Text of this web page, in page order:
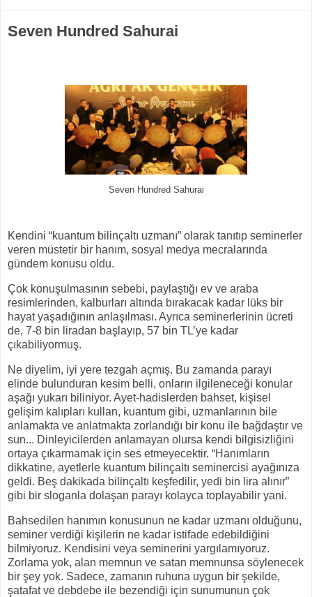
Seven Hundred Sahurai
Seven Hundred Sahurai
Kendini “kuantum bilinçaltı uzmanı” olarak tanıtıp seminerler
veren müstetir bir hanım, sosyal medya mecralarında
gündem konusu oldu.
Çok konuşulmasının sebebi, paylaştığı ev ve araba
resimlerinden, kalburları altında bırakacak kadar lüks bir
hayat yaşadığının anlaşılması. Ayrıca seminerlerinin ücreti
de, 7-8 bin liradan başlayıp, 57 bin TL’ye kadar
çıkabiliyormuş.
Ne diyelim, iyi yere tezgah açmış. Bu zamanda parayı
elinde bulunduran kesim belli, onların ilgileneceği konular
aşağı yukarı biliniyor. Ayet-hadislerden bahset, kişisel
gelişim kalıpları kullan, kuantum gibi, uzmanlarının bile
anlamakta ve anlatmakta zorlandığı bir konu ile bağdaştır ve
sun... Dinleyicilerden anlamayan olursa kendi bilgisizliğini
ortaya çıkarmamak için ses etmeyecektir. “Hanımların
dikkatine, ayetlerle kuantum bilinçaltı seminercisi ayağınıza
geldi. Beş dakikada bilinçaltı keşfedilir, yedi bin lira alınır”
gibi bir sloganla dolaşan parayı kolayca toplayabilir yani.
Bahsedilen hanımın konusunun ne kadar uzmanı olduğunu,
seminer verdiği kişilerin ne kadar istifade edebildiğini
bilmiyoruz. Kendisini veya seminerini yargılamıyoruz.
Zorlama yok, alan memnun ve satan memnunsa söylenecek
bir şey yok. Sadece, zamanın ruhuna uygun bir şekilde,
şatafat ve debdebe ile bezendiği için sunumunun çok